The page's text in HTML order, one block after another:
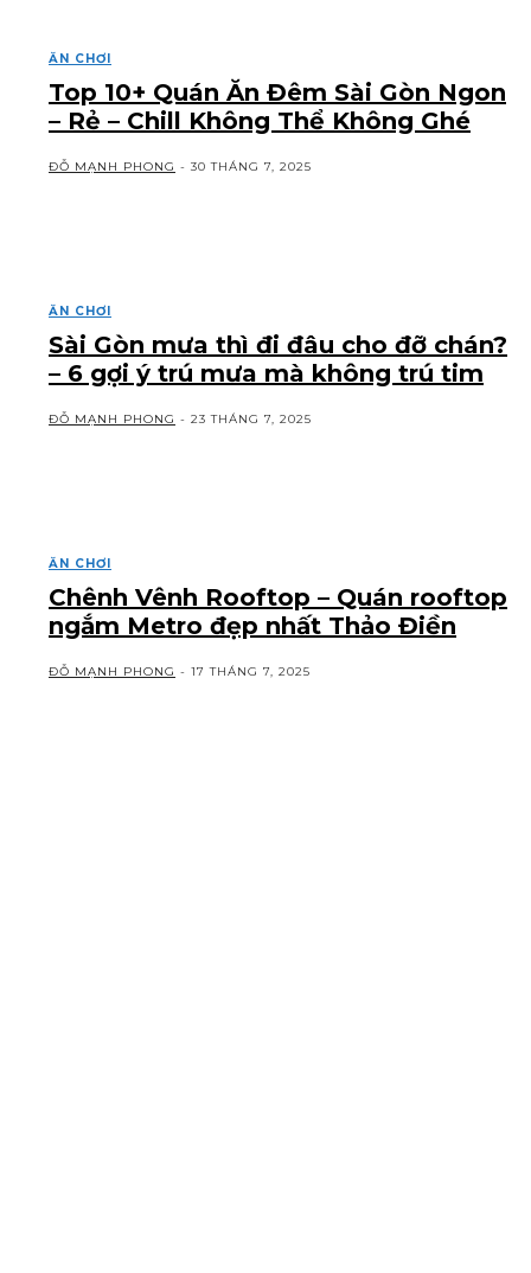
ĂN CHƠI
Top 10+ Quán Ăn Đêm Sài Gòn Ngon
– Rẻ – Chill Không Thể Không Ghé
ĐỖ MẠNH PHONG - 30 THÁNG 7, 2025
ĂN CHƠI
Sài Gòn mưa thì đi đâu cho đỡ chán?
– 6 gợi ý trú mưa mà không trú tim
ĐỖ MẠNH PHONG - 23 THÁNG 7, 2025
ĂN CHƠI
Chênh Vênh Rooftop – Quán rooftop
ngắm Metro đẹp nhất Thảo Điền
ĐỖ MẠNH PHONG - 17 THÁNG 7, 2025